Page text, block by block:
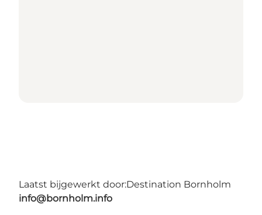
Laatst bijgewerkt door:Destination Bornholm
info@bornholm.info